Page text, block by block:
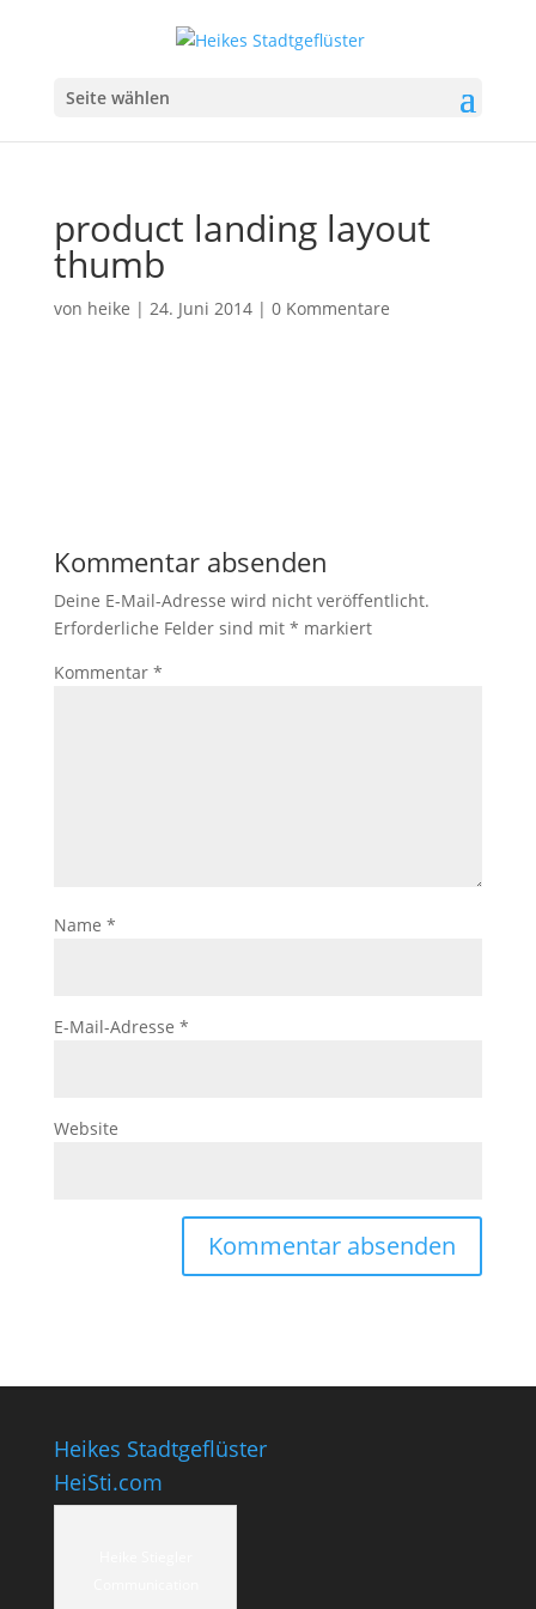
Seite wählen
product landing layout
thumb
von heike | 24. Juni 2014| 0 Kommentare
Kommentar absenden
Deine E-Mail-Adresse wird nicht veröffentlicht.
Erforderliche Felder sind mit * markiert
Kommentar *
Name *
E-Mail-Adresse *
Website
Heikes Stadtgeflüster
HeiSti.com